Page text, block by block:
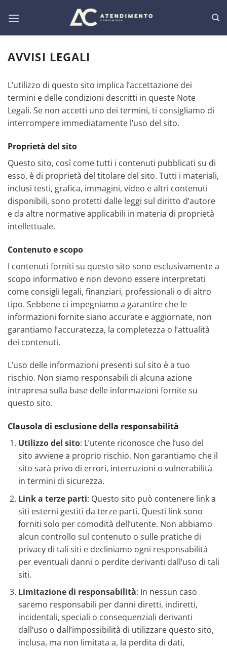
AVVISI LEGALI
L’utilizzo di questo sito implica l’accettazione dei
termini e delle condizioni descritti in queste Note
Legali. Se non accetti uno dei termini, ti consigliamo di
interrompere immediatamente l’uso del sito.
Proprietà del sito
Questo sito, così come tutti i contenuti pubblicati su di
esso, è di proprietà del titolare del sito. Tutti i materiali,
inclusi testi, grafica, immagini, video e altri contenuti
disponibili, sono protetti dalle leggi sul diritto d’autore
e da altre normative applicabili in materia di proprietà
intellettuale.
Contenuto e scopo
I contenuti forniti su questo sito sono esclusivamente a
scopo informativo e non devono essere interpretati
come consigli legali, finanziari, professionali o di altro
tipo. Sebbene ci impegniamo a garantire che le
informazioni fornite siano accurate e aggiornate, non
garantiamo l’accuratezza, la completezza o l’attualità
dei contenuti.
L’uso delle informazioni presenti sul sito è a tuo
rischio. Non siamo responsabili di alcuna azione
intrapresa sulla base delle informazioni fornite su
questo sito.
Clausola di esclusione della responsabilità
Utilizzo del sito: L’utente riconosce che l’uso del
sito avviene a proprio rischio. Non garantiamo che il
sito sarà privo di errori, interruzioni o vulnerabilità
in termini di sicurezza.
Link a terze parti: Questo sito può contenere link a
siti esterni gestiti da terze parti. Questi link sono
forniti solo per comodità dell’utente. Non abbiamo
alcun controllo sul contenuto o sulle pratiche di
privacy di tali siti e decliniamo ogni responsabilità
per eventuali danni o perdite derivanti dall’uso di tali
siti.
Limitazione di responsabilità: In nessun caso
saremo responsabili per danni diretti, indiretti,
incidentali, speciali o consequenziali derivanti
dall’uso o dall’impossibilità di utilizzare questo sito,
inclusa, ma non limitata a, la perdita di dati,